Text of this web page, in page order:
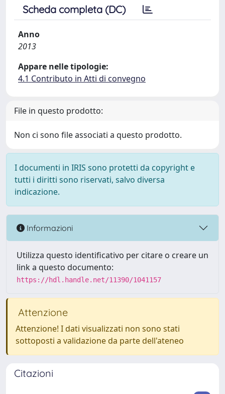
Scheda completa (DC)
Anno
2013
Appare nelle tipologie:
4.1 Contributo in Atti di convegno
File in questo prodotto:
Non ci sono file associati a questo prodotto.
I documenti in IRIS sono protetti da copyright e
tutti i diritti sono riservati, salvo diversa
indicazione.
Informazioni
Utilizza questo identificativo per citare o creare un
link a questo documento:
https://hdl.handle.net/11390/1041157
Attenzione
Attenzione! I dati visualizzati non sono stati
sottoposti a validazione da parte dell'ateneo
Citazioni